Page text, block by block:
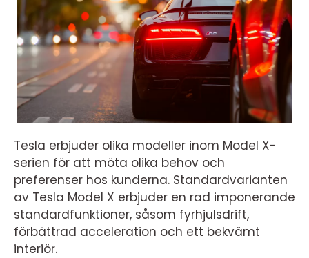
Tesla erbjuder olika modeller inom Model X-
serien för att möta olika behov och
preferenser hos kunderna. Standardvarianten
av Tesla Model X erbjuder en rad imponerande
standardfunktioner, såsom fyrhjulsdrift,
förbättrad acceleration och ett bekvämt
interiör.